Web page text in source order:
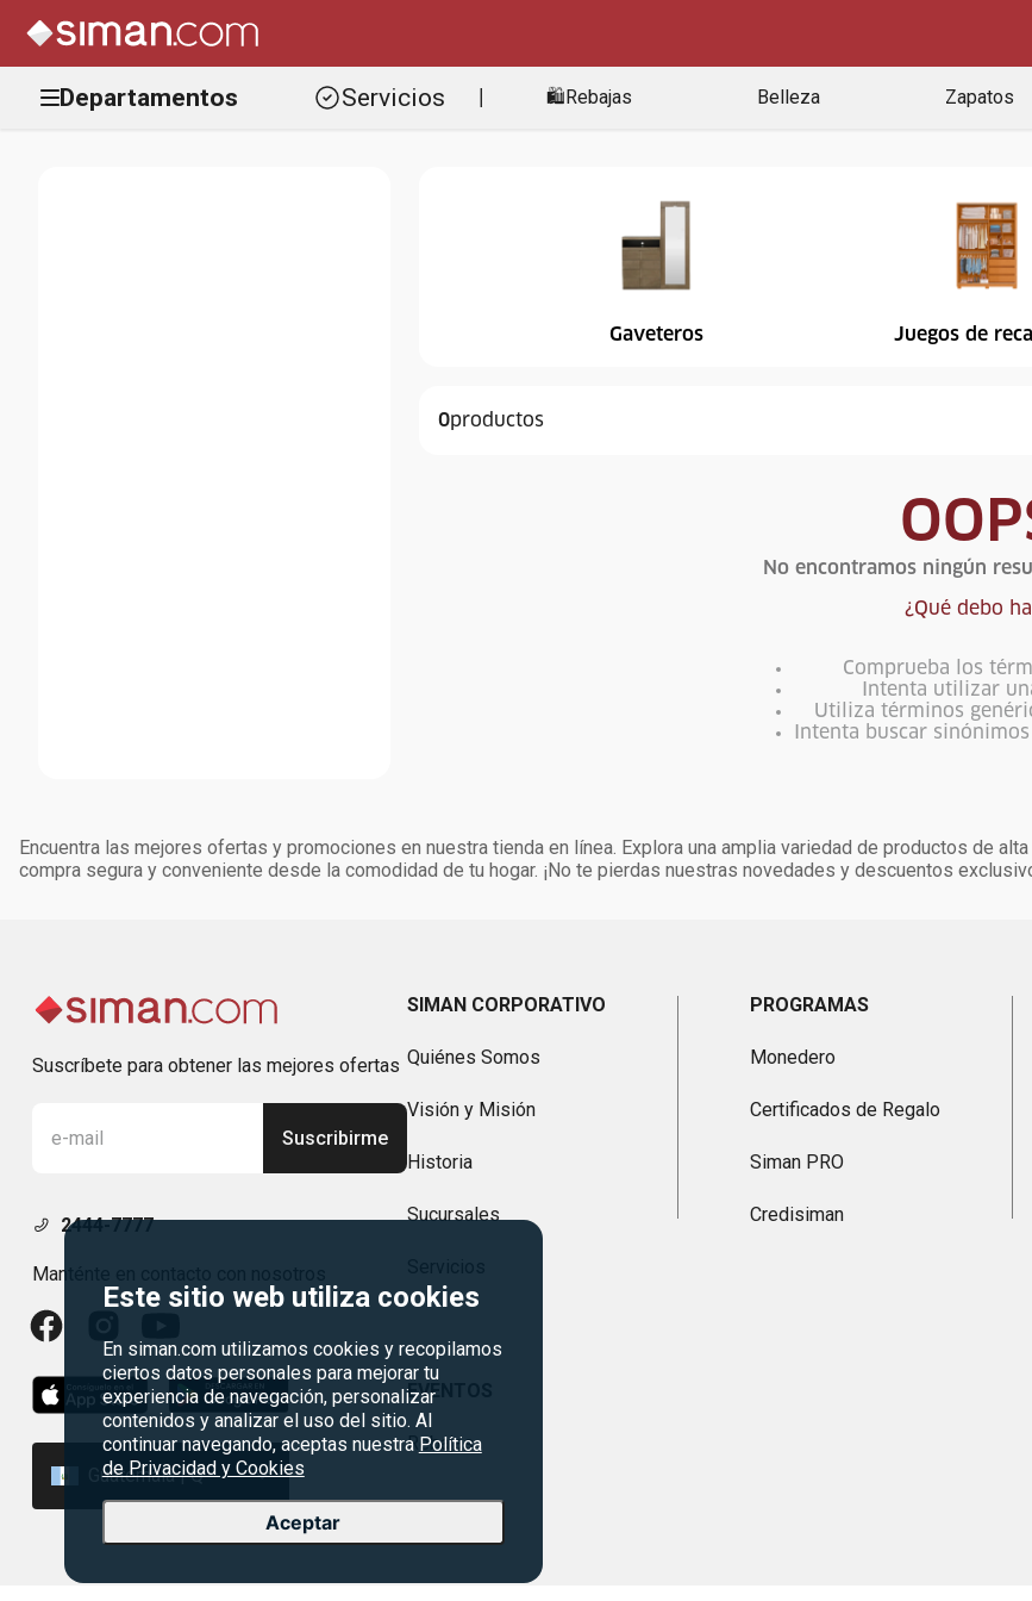
Departamentos Servicios 🛍️Rebajas Belleza Zapatos
Este sitio web utiliza cookies
En siman.com utilizamos cookies y recopilamos
ciertos datos personales para mejorar tu
experiencia de navegación, personalizar
contenidos y analizar el uso del sitio. Al
continuar navegando, aceptas nuestra Política
de Privacidad y Cookies
Aceptar
Gaveteros Juegos de
0
No encontramos ningún
¿Qué debo
Comprueba los
Intenta utilizar
Utiliza términos
Intenta buscar
Encuentra las mejores ofertas y promociones en nuestra tienda en línea. Explora una amplia variedad de productos de
compra segura y conveniente desde la comodidad de tu hogar. ¡No te pierdas nuestras novedades y descuentos
Suscríbete para obtener las mejores ofertas
Suscribirme
2444-7777
Manténte en contacto con nosotros
Guatemala | Q
SIMAN CORPORATIVO
Quiénes Somos
Visión y Misión
Historia
Sucursales
PROGRAMAS
Monedero
Certificados de Regalo
Siman PRO
Credisiman
EVENTOS
Rebajas